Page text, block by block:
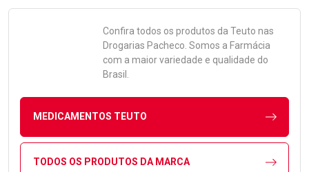
Confira todos os produtos da Teuto nas
Drogarias Pacheco. Somos a Farmácia
com a maior variedade e qualidade do
Brasil.
MEDICAMENTOS TEUTO
TODOS OS PRODUTOS DA MARCA